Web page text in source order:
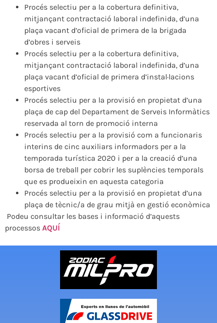
Procés selectiu per a la cobertura definitiva,
mitjançant contractació laboral indefinida, d’una
plaça vacant d’oficial de primera de la brigada
d’obres i serveis
Procés selectiu per a la cobertura definitiva,
mitjançant contractació laboral indefinida, d’una
plaça vacant d’oficial de primera d’instal·lacions
esportives
Procés selectiu per a la provisió en propietat d’una
plaça de cap del Departament de Serveis Informàtics
reservada al torn de promoció interna
Procés selectiu per a la provisió com a funcionaris
interins de cinc auxiliars informadors per a la
temporada turística 2020 i per a la creació d’una
borsa de treball per cobrir les suplències temporals
que es produeixin en aquesta categoria
Procés selectiu per a la provisió en propietat d’una
plaça de tècnic/a de grau mitjà en gestió econòmica
Podeu consultar les bases i informació d’aquests
processos AQUÍ